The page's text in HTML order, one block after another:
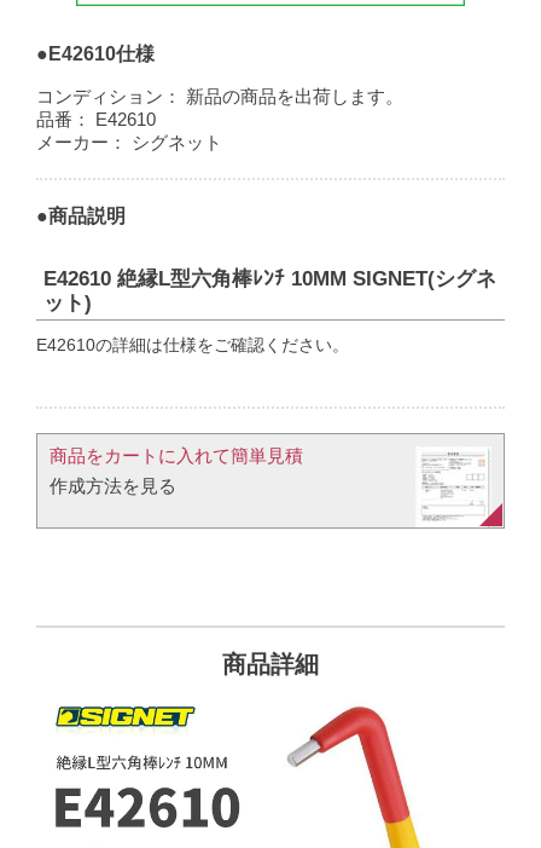
●E42610仕様
コンディション：
新品の商品を出荷します。
品番：
E42610
メーカー：
シグネット
●商品説明
E42610 絶縁L型六角棒ﾚﾝﾁ 10MM SIGNET(シグネ
ット)
E42610の詳細は仕様をご確認ください。
商品をカートに入れて簡単見積​
作成方法を見る​​
商品詳細